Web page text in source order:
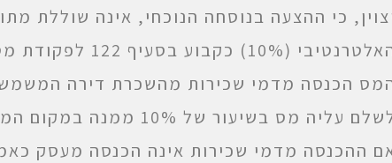
כי ההצעה בנוסחה הנוכחי, אינה שוללת
האלטרנטיבי
הכנסה מדמי שכירות מהשכרת דירה
ההכנסה מדמי שכירות אינה הכנסה מעסק כאמור